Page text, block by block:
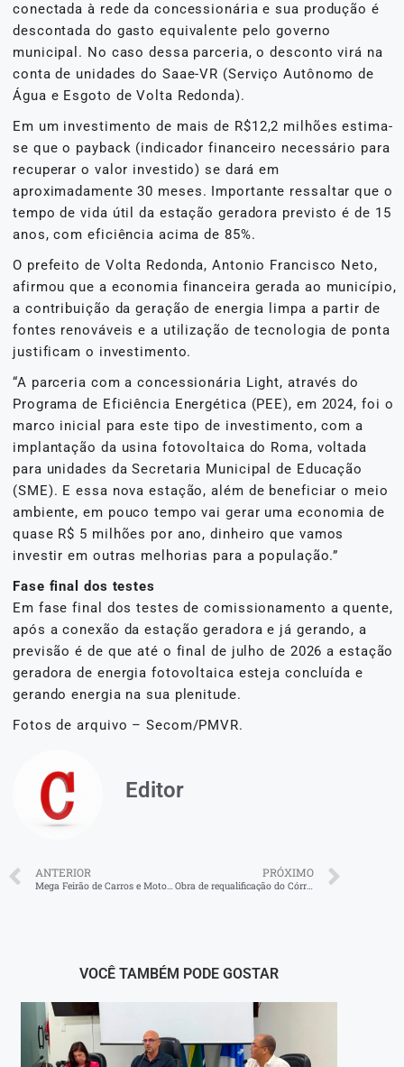
conectada à rede da concessionária e sua produção é
descontada do gasto equivalente pelo governo
municipal. No caso dessa parceria, o desconto virá na
conta de unidades do Saae-VR (Serviço Autônomo de
Água e Esgoto de Volta Redonda).
Em um investimento de mais de R$12,2 milhões estima-
se que o payback (indicador financeiro necessário para
recuperar o valor investido) se dará em
aproximadamente 30 meses. Importante ressaltar que o
tempo de vida útil da estação geradora previsto é de 15
anos, com eficiência acima de 85%.
O prefeito de Volta Redonda, Antonio Francisco Neto,
afirmou que a economia financeira gerada ao município,
a contribuição da geração de energia limpa a partir de
fontes renováveis e a utilização de tecnologia de ponta
justificam o investimento.
“A parceria com a concessionária Light, através do
Programa de Eficiência Energética (PEE), em 2024, foi o
marco inicial para este tipo de investimento, com a
implantação da usina fotovoltaica do Roma, voltada
para unidades da Secretaria Municipal de Educação
(SME). E essa nova estação, além de beneficiar o meio
ambiente, em pouco tempo vai gerar uma economia de
quase R$ 5 milhões por ano, dinheiro que vamos
investir em outras melhorias para a população.”
Fase final dos testes
Em fase final dos testes de comissionamento a quente,
após a conexão da estação geradora e já gerando, a
previsão é de que até o final de julho de 2026 a estação
geradora de energia fotovoltaica esteja concluída e
gerando energia na sua plenitude.
Fotos de arquivo – Secom/PMVR.
Editor
ANTERIOR PRÓXIMO
Obra de requalificação do Córrego Cotiara avança para nova etapa no Centro de Barra Mansa
VOCÊ TAMBÉM PODE GOSTAR